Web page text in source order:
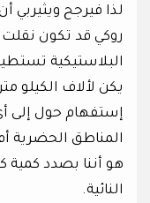
لذا فيرجح
روكي قد تكون
البلاستيكية
يكن لألاف الكيلو
إستفهام حول إلى
المناطق الحضرية
هو أننا بصدد كمية
النائية.